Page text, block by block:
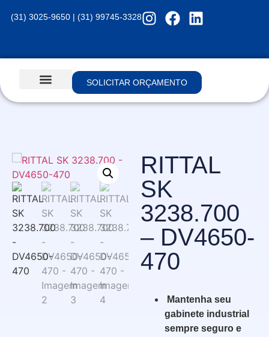
(31) 3025-9650 | (31) 99745-3328
SOLICITAR ORÇAMENTO
RITTAL
SK
3238.700
– DV4650-
470
Mantenha seu
gabinete industrial
sempre seguro e